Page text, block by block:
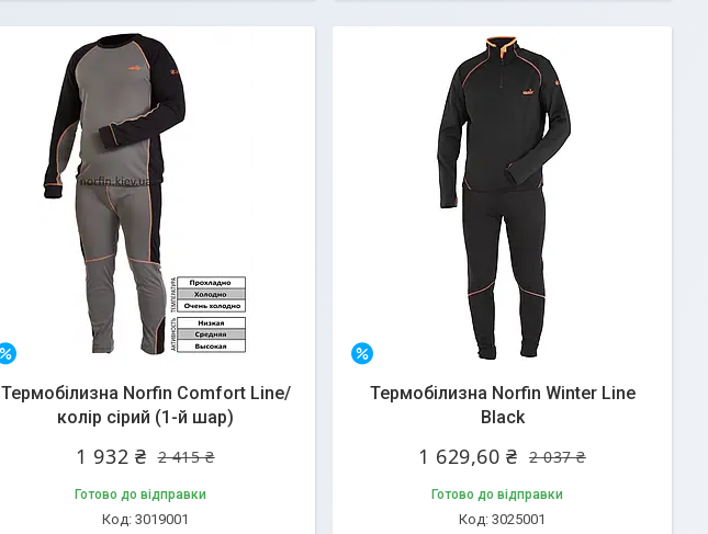
Термобілизна Norfin Comfort Line/
колір сірий (1-й шар)
2 415 ₴
1 932 ₴
Готово до відправки
3019001
Термобілизна Norfin Winter Line
Black
2 037 ₴
1 629,60 ₴
Готово до відправки
3025001